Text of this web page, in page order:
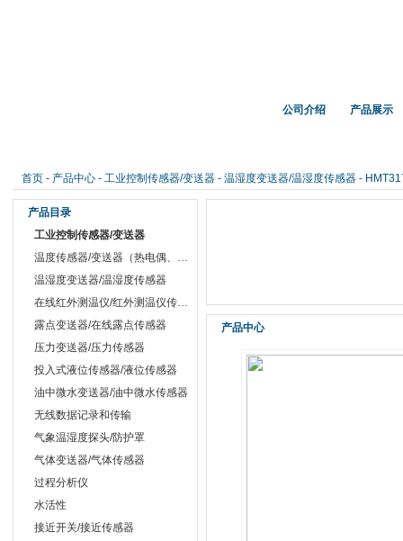
公司介绍 产品展示
首页- 产品中心- 工业控制传感器/变送器- 温湿度变送器/温湿度传感器-
产品目录
工业控制传感器/变送器
温度传感器/变送器（热电偶、热电阻）
温湿度变送器/温湿度传感器
在线红外测温仪/红外测温仪传感器
露点变送器/在线露点传感器
压力变送器/压力传感器
投入式液位传感器/液位传感器
油中微水变送器/油中微水传感器
无线数据记录和传输
气象温湿度探头/防护罩
气体变送器/气体传感器
过程分析仪
水活性
接近开关/接近传感器
产品中心